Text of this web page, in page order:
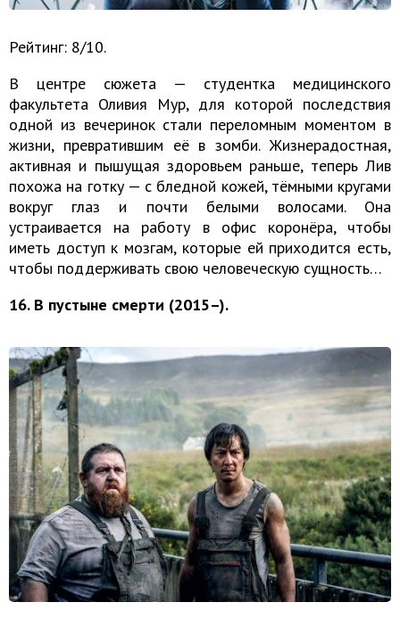
Рейтинг: 8/10.
В центре сюжета — студентка медицинского
факультета Оливия Мур, для которой последствия
одной из вечеринок стали переломным моментом в
жизни, превратившим её в зомби. Жизнерадостная,
активная и пышущая здоровьем раньше, теперь Лив
похожа на готку — с бледной кожей, тёмными кругами
вокруг глаз и почти белыми волосами. Она
устраивается на работу в офис коронёра, чтобы
иметь доступ к мозгам, которые ей приходится есть,
чтобы поддерживать свою человеческую сущность…
16. В пустыне смерти (2015–).